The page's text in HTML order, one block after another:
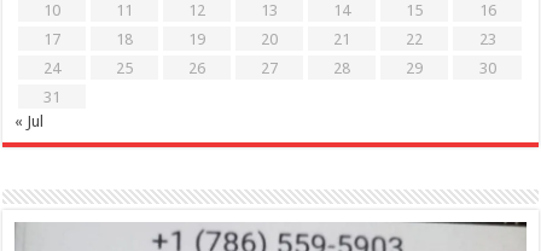
10 11 12 13 14 15
16
17
18 19 20 21 22
23
24
25 26 27 28 29
30
31
« Jul